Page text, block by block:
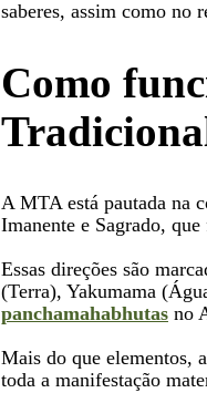
saberes, assim como no
Como
A MTA está pautada na
Imanente e Sagrado,
Essas direções são
(Terra), Yakumama
panchamahabhutas no
Mais do que elementos,
toda a manifestação